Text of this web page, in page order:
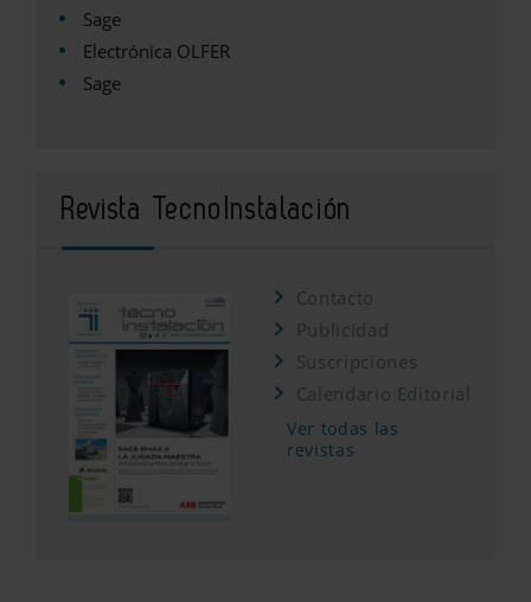
Sage
Electrónica OLFER
Sage
Revista TecnoInstalación
Contacto
Publicidad
Suscripciones
Calendario Editorial
Ver todas las
revistas